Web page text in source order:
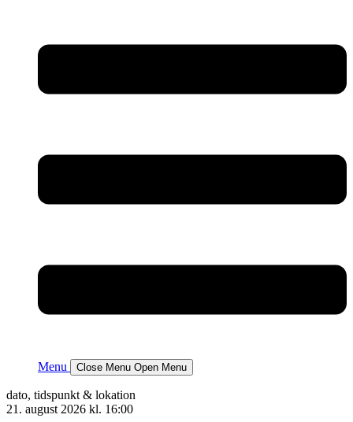
Menu Close Menu Open Menu
dato, tidspunkt & lokation
21. august 2026 kl. 16:00